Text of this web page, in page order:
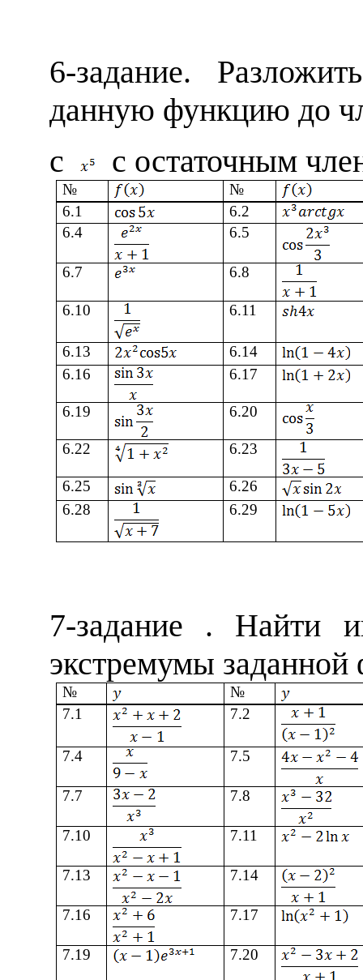
6-задание.
данную функцию до
с
с остаточным
№
№
6.1 6.2
6.4 6.5
6.7 6.8
6.10 6.11
6.13 6.14
6.16 6.17
6.19 6.20
6.22 6.23
6.25 6.26
6.28 6.29
7-задание . Найти
экстремумы
№
№
7.1 7.2
7.4 7.5
7.7 7.8
7.10 7.11
7.13 7.14
7.16 7.17
7.19 7.20